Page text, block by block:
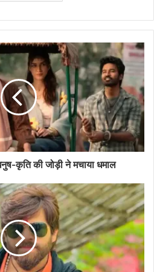
कृति की जोड़ी ने मचाया धमाल